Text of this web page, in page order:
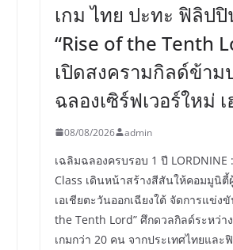
เกม ไทย ปะทะ ฟิลิป
“Rise of the Tenth
เปิดสงครามกิลด์ข้าม
ฉลองเซิร์ฟเวอร์ใหม่ เ
08/08/2026 admin
เฉลิมฉลองครบรอบ 1 ปี LORDNINE
Class เดินหน้าสร้างสีสันให้คอมมูนิตี้
เอเชียตะวันออกเฉียงใต้ จัดการแข่ง
the Tenth Lord” ศึกดวลกิลด์ระหว่า
เกมกว่า 20 คน จากประเทศไทยและ